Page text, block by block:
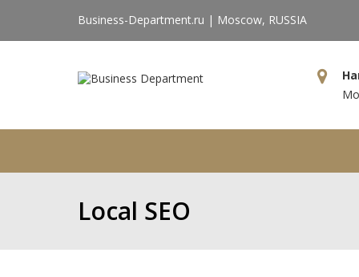
Business-Department.ru | Moscow, RUSSIA
Local SEO